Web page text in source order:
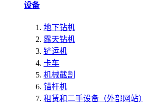
设备
地下钻机
露天钻机
铲运机
卡车
机械截割
锚杆机
租赁和二手设备（外部网站）